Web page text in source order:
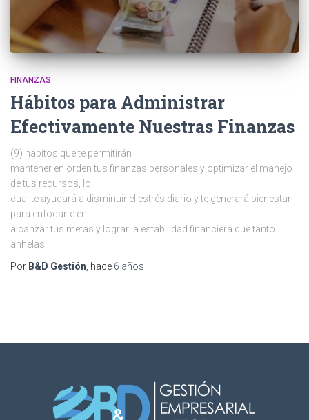
FINANZAS
Hábitos para Administrar
Efectivamente Nuestras Finanzas
(9) hábitos que te permitirán
mantener en orden tus finanzas personales y optimizar el manejo
de tus recursos, lo
cual te ayudará a disminuir el estrés diario y te generará bienestar
para enfocarte en
alcanzar tus metas y lograr la estabilidad financiera que tanto
anhelas
Por B&D Gestión , hace 6 años